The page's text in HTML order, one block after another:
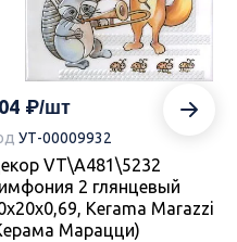
УТ-00009932
VT\A481\5232
2 глянцевый
Kerama Marazzi
Марацци)